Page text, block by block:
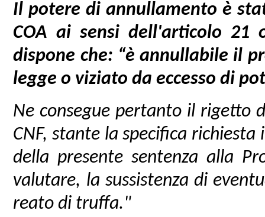
Il potere di annullamento è
COA ai sensi dell'articolo
dispone che: “è annullabile il
legge o viziato da eccesso di
Ne consegue pertanto il rigetto
CNF, stante la specifica
della presente sentenza alla
valutare, la sussistenza di
reato di truffa."